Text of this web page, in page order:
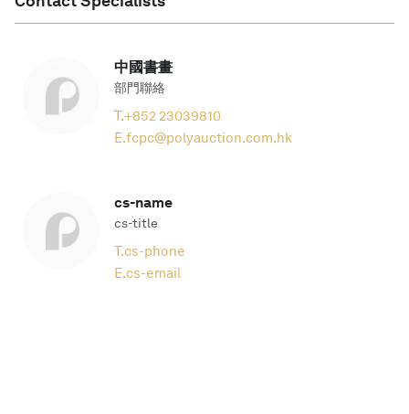
中國書畫
部門聯絡
T.+852 23039810
E.fcpc@polyauction.com.hk
cs-name
cs-title
T.cs-phone
E.cs-email